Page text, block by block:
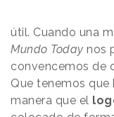
útil. Cuando una
Mundo Today nos
convencemos de
Que tenemos que
manera que el